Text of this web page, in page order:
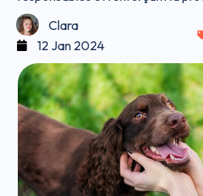
Clara
12 Jan 2024